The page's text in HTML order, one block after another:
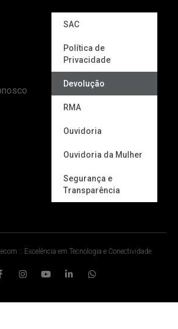
SAC
Política de
Privacidade
Devolução
RMA
Ouvidoria
Ouvidoria da Mulher
Segurança e
Transparência
:: Excelência em Tecnologia e Conectividade